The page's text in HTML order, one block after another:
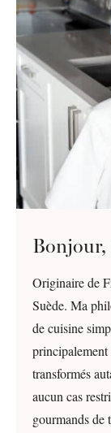
Bonjour,
Originaire de
Suède. Ma
de cuisine
principalement
transformés
aucun cas
gourmands de